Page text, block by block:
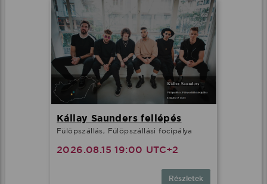
Kállay Saunders fellépés
Fülöpszállás, Fülöpszállási focipálya
2026.08.15 19:00 UTC+2
Részletek